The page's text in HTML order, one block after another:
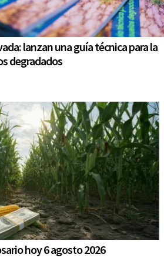
lanzan una guía técnica para la
degradados
hoy 6 agosto 2026